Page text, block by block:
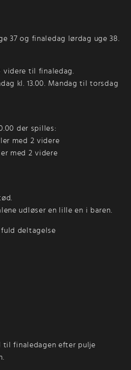
37 og finaledag lørdag uge 38.
videre til finaledag.
kl. 13.00. Mandag til torsdag
der spilles:
med 2 videre
med 2 videre
udløser en lille en i baren.
deltagelse
til finaledagen efter pulje